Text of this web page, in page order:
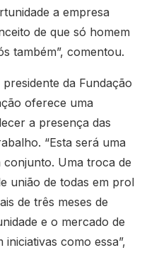
a empresa
de que só homem
também”, comentou.
da Fundação
oferece uma
a presença das
“Esta será uma
conjunto. Uma troca de
união de todas em prol
de três meses de
e o mercado de
como essa”,